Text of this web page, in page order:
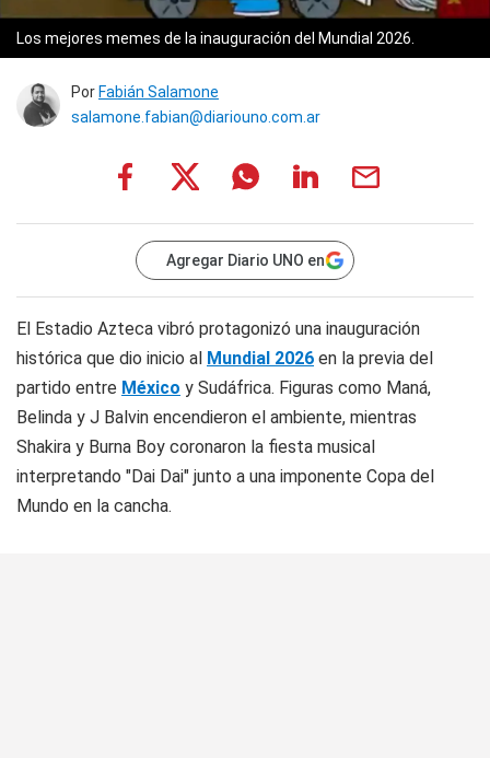
Los mejores memes de la inauguración del Mundial 2026.
Por Fabián Salamone
salamone.fabian@diariouno.com.ar
Agregar Diario UNO en
El Estadio Azteca vibró protagonizó una inauguración
histórica que dio inicio al Mundial 2026 en la previa del
partido entre México y Sudáfrica. Figuras como Maná,
Belinda y J Balvin encendieron el ambiente, mientras
Shakira y Burna Boy coronaron la fiesta musical
interpretando "Dai Dai" junto a una imponente Copa del
Mundo en la cancha.